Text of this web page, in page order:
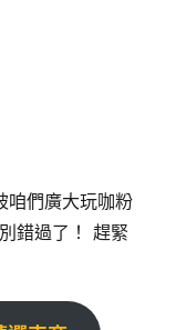
咱們廣大玩咖粉
錯過了！ 趕緊